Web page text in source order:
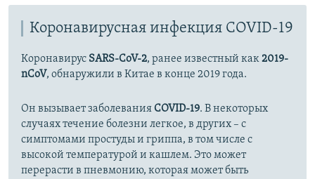
Коронавирусная инфекция COVID-19
Коронавирус SARS-CoV-2, ранее известный как2019-
nCoV, обнаружили в Китае в конце 2019 года.
Он вызывает заболеванияCOVID-19. В некоторых
случаях течение болезни легкое, в других – с
симптомами простуды и гриппа, в том числе с
высокой температурой и кашлем. Это может
перерасти в пневмонию, которая может быть